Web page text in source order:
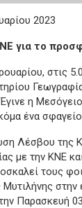
2023
για το
στις
η
ένα
Λέσβου της
με την ΚΝΕ
τους
Μυτιλήνης
Παρασκευή